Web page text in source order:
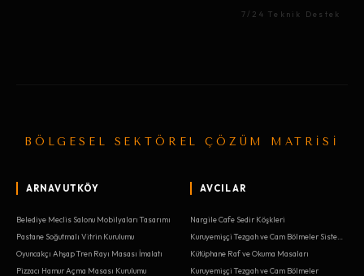
7/24 Teknik Destek
BÖLGESEL SEKTÖREL ÇÖZÜM MATRİSİ
ARNAVUTKÖY
Belediye Meclis Salonu Mobilyaları Tasarımı
Pastane Soğutmalı Vitrin Kurulumu
Oyuncakçı Ahşap Tren Rayı Masası İmalatı
Pizzacı Hamur Açma Masası Kurulumu
AVCILAR
Nargile Cafe Sedir Köşkleri
Kütüphane Raf ve Okuma Masaları
Kuruyemişçi Tezgah ve Cam Bölmeler